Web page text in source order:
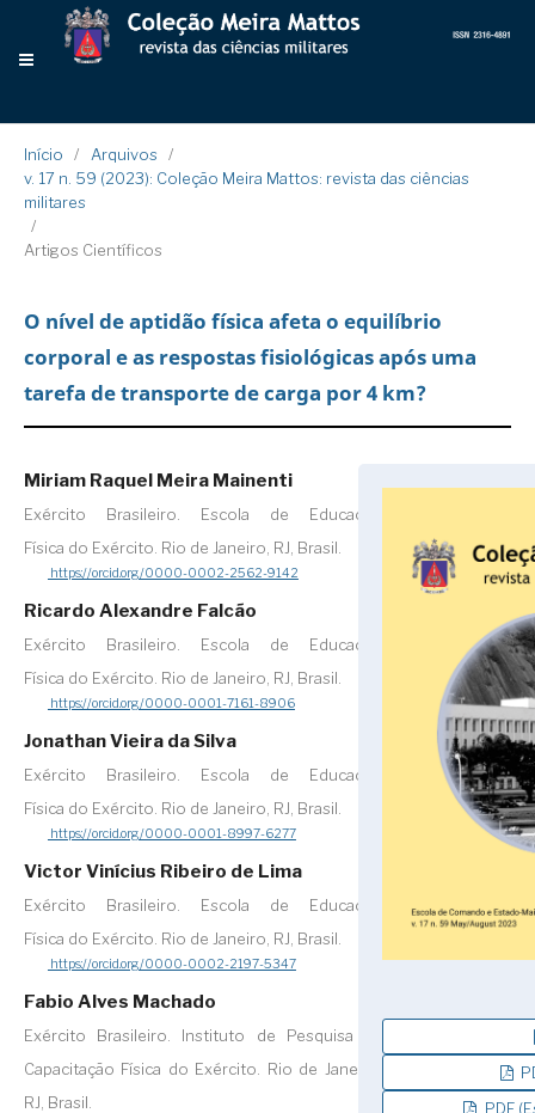
Início / Arquivos
/
v. 17 n. 59 (2023): Coleção Meira Mattos: revista das ciências
militares
/
Artigos Científicos
O nível de aptidão física afeta o equilíbrio
corporal e as respostas fisiológicas após uma
tarefa de transporte de carga por 4 km?
Miriam Raquel Meira Mainenti
Exército Brasileiro. Escola de Educação
Física do Exército. Rio de Janeiro, RJ, Brasil.
https://orcid.org/0000-0002-2562-9142
Ricardo Alexandre Falcão
Exército Brasileiro. Escola de Educação
Física do Exército. Rio de Janeiro, RJ, Brasil.
https://orcid.org/0000-0001-7161-8906
Jonathan Vieira da Silva
Exército Brasileiro. Escola de Educação
Física do Exército. Rio de Janeiro, RJ, Brasil.
https://orcid.org/0000-0001-8997-6277
Victor Vinícius Ribeiro de Lima
Exército Brasileiro. Escola de Educação
Física do Exército. Rio de Janeiro, RJ, Brasil.
https://orcid.org/0000-0002-2197-5347
Fabio Alves Machado
Exército Brasileiro. Instituto de Pesquisa da
Capacitação Física do Exército. Rio de Janeiro,
RJ, Brasil.
PDF